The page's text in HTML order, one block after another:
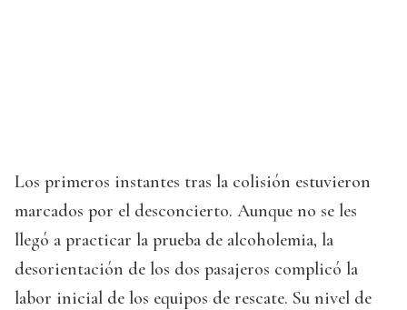
Los primeros instantes tras la colisión estuvieron
marcados por el desconcierto. Aunque no se les
llegó a practicar la prueba de alcoholemia, la
desorientación de los dos pasajeros complicó la
labor inicial de los equipos de rescate. Su nivel de